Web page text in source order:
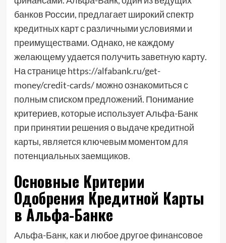
банков России, предлагает широкий спектр
кредитных карт с различными условиями и
преимуществами. Однако, не каждому
желающему удается получить заветную карту.
На странице https://alfabank.ru/get-
money/credit-cards/ можно ознакомиться с
полным списком предложений. Понимание
критериев, которые использует Альфа-Банк
при принятии решения о выдаче кредитной
карты, является ключевым моментом для
потенциальных заемщиков.
Основные Критерии
Одобрения Кредитной Карты
в Альфа-Банке
Альфа-Банк, как и любое другое финансовое